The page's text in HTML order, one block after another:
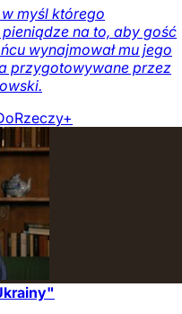
myśl którego
na to, aby gość
wynajmował mu jego
przygotowywane przez